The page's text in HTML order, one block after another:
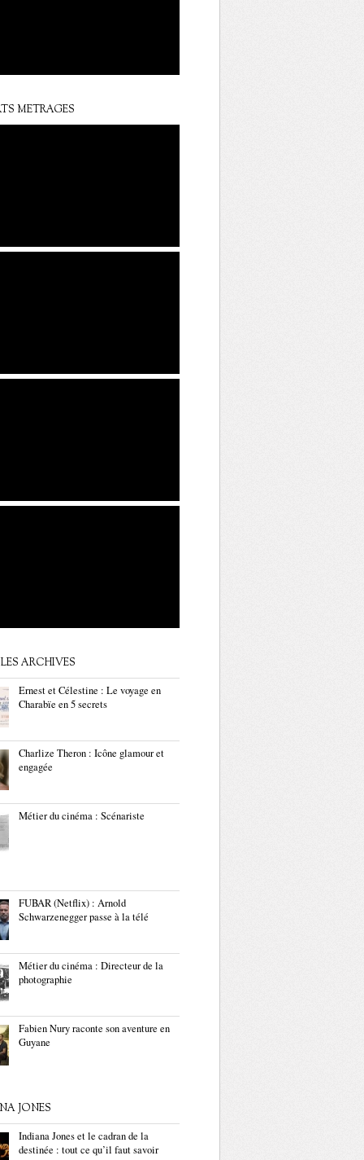
METRAGES
ARCHIVES
Ernest et Célestine : Le voyage en
Charabïe en 5 secrets
Charlize Theron : Icône glamour et
engagée
Métier du cinéma : Scénariste
FUBAR (Netflix) : Arnold
Schwarzenegger passe à la télé
Métier du cinéma : Directeur de la
photographie
Fabien Nury raconte son aventure en
Guyane
JONES
Indiana Jones et le cadran de la
destinée : tout ce qu’il faut savoir